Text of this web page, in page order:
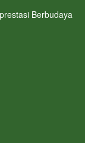
Berbudaya